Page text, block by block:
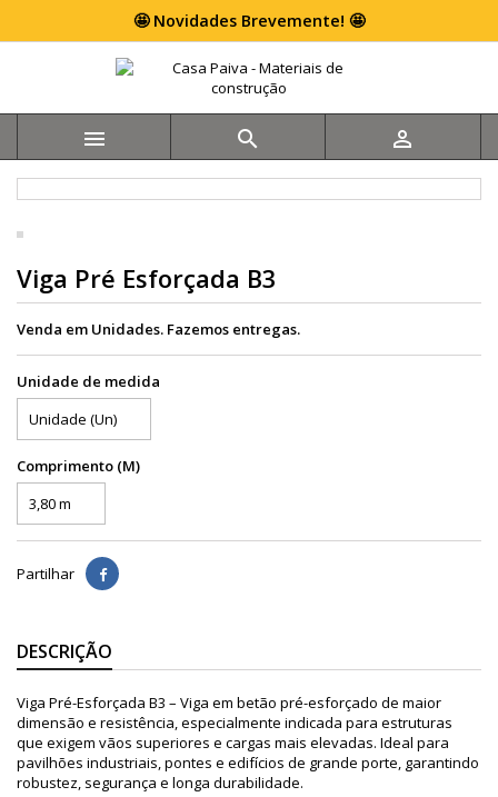
🤩 Novidades Brevemente! 🤩
  
Viga Pré Esforçada B3
Venda em Unidades. Fazemos entregas.
Unidade de medida
Comprimento (M)
Partilhar
DESCRIÇÃO
Viga Pré-Esforçada B3 – Viga em betão pré-esforçado de maior
dimensão e resistência, especialmente indicada para estruturas
que exigem vãos superiores e cargas mais elevadas. Ideal para
pavilhões industriais, pontes e edifícios de grande porte, garantindo
robustez, segurança e longa durabilidade.